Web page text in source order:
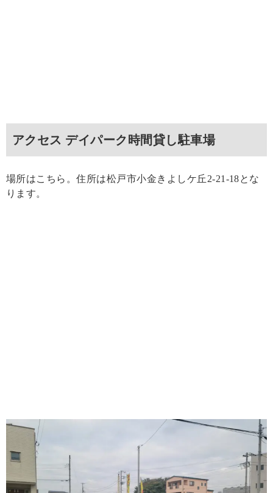
アクセス デイパーク時間貸し駐車場
場所はこちら。住所は松戸市小金きよしケ丘2-21-18とな
ります。